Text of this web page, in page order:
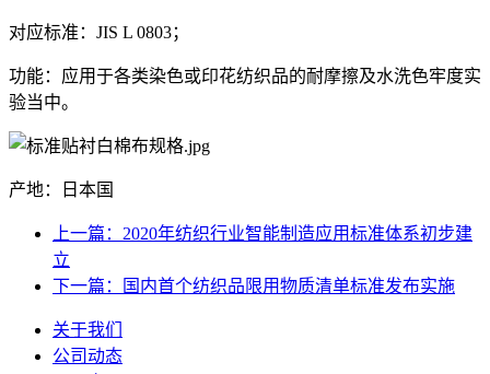
对应标准：JIS L 0803；
功能：应用于各类染色或印花纺织品的耐摩擦及水洗色牢度实
验当中。
产地：日本国
上一篇：2020年纺织行业智能制造应用标准体系初步建
立
下一篇：国内首个纺织品限用物质清单标准发布实施
关于我们
公司动态